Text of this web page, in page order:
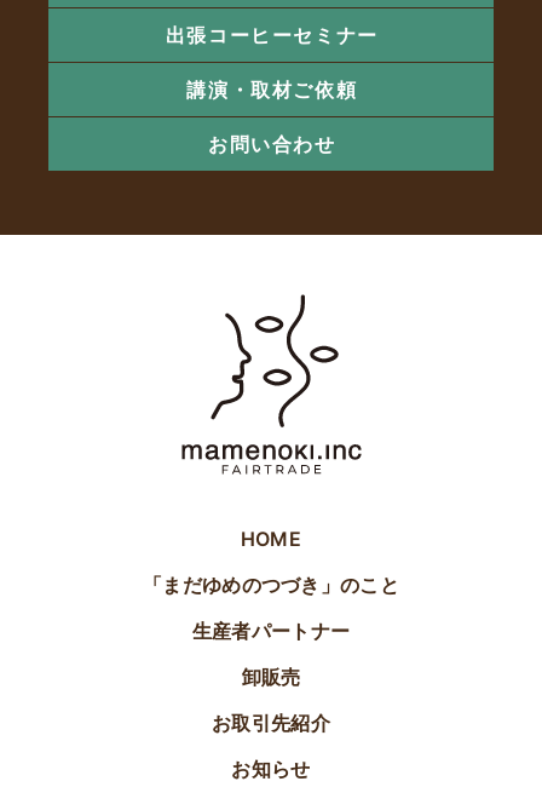
出張コーヒーセミナー
講演・取材ご依頼
お問い合わせ
HOME
「まだゆめのつづき」のこと
生産者パートナー
卸販売
お取引先紹介
お知らせ